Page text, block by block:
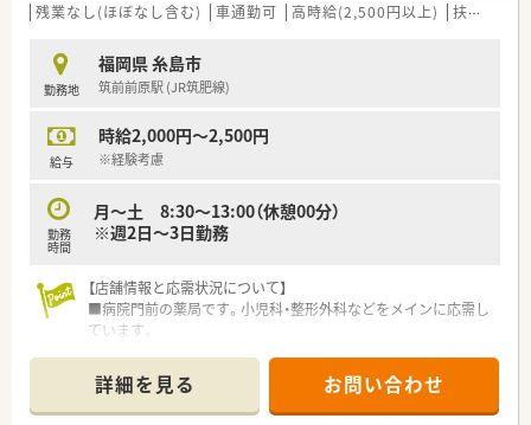
残業なし(ほぼなし含む) 車通勤可 高時給(2,500円以上) 扶養内勤務OK
勤務地
福岡県 糸島市
筑前前原駅 (JR筑肥線)
給与
時給2,000円～2,500円
※経験考慮
勤務
時間
月～土 8:30～13:00（休憩00分）
※週2日～3日勤務
【店舗情報と応需状況について】
■病院門前の薬局です。小児科・整形外科などをメインに応需し
ています。
■駐車場も完備しておりますので、お車での通勤も可能です。
■お時給最大2,500円も可能な希少な求人です。
詳細を見る お問い合わせ